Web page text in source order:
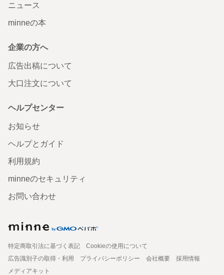
ニュース
minneの本
企業の方へ
広告出稿について
大口注文について
ヘルプセンター
お知らせ
ヘルプとガイド
利用規約
minneのセキュリティ
お問い合わせ
特定商取引法に基づく表記
Cookieの使用について
広告識別子の取得・利用
プライバシーポリシー 会社概要
採用情報
メディアキット